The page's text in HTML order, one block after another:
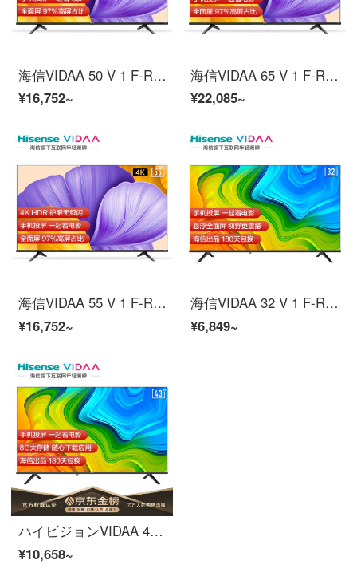
海信VIDAA 50 V 1 F-R 50インチ4 K超高精細、全面的にテレビの知恵画面HDR教育テレビインテリジェント音声液晶タブレットテレビ
¥16,752~
海信VIDAA 65 V 1 F-R 65インチ4 K超高精細フルスクリーンテレビHDR教育テレビ人工知能音声ネットワーク液晶パネルテレビ
¥22,085~
海信VIDAA 55 V 1 F-R 55インチ4 K超高精細、全面的にテレビの知恵画面HDR教育テレビインテリジェント音声液晶タブレットテレビ
¥16,752~
海信VIDAA 32 V 1 F-R 32インチフルハイビジョンテレビ海信テレビ知恵スクリーン1 G+8 G教育テレビ人工知能ネットワーク液晶パネルテレビ
¥6,849~
ハイビジョンVIDAA 43 V 1 F-R 43インチフルハイビジョンテレビ全面スクリーン1 G+8 G教育テレビ人工知能液晶タブレットテレビ
¥10,658~